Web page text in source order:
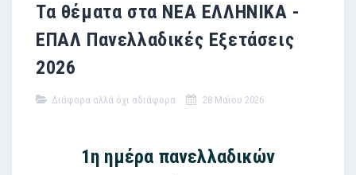
Τα θέματα στα ΝΕΑ ΕΛΛΗΝΙΚΑ -
ΕΠΑΛ Πανελλαδικές Εξετάσεις
2026
Διάφορα αλλά όχι αδιάφορα 28 Μαϊου 2026
1η ημέρα πανελλαδικών